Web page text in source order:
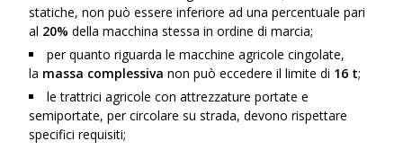
statiche, non può essere inferiore ad una percentuale pari
al 20% della macchina stessa inordine di marcia;
per quanto riguarda le macchine agricole cingolate,
la massa complessiva non può eccedere il limite di 16 t;
le trattrici agricole conattrezzature portate e
semiportate, per circolare su strada, devono rispettare
specifici requisiti;